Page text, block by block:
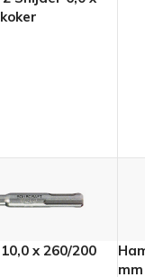
x 260/200
mm